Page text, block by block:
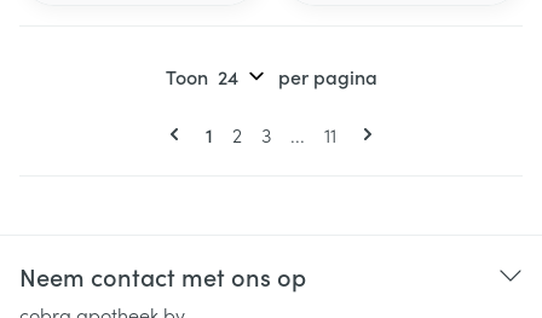
Pagina's
U lees momenteel pagina
1 Pagina
2 Pagina
3 ... Pagina
11
Toon per pagina
Neem contact met ons op